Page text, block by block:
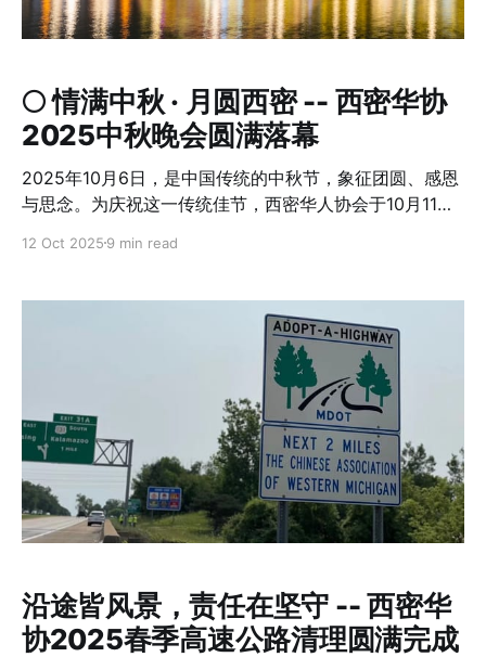
利完成近三百人的接待工作。灯光之下，人影流动，笑声
此起彼伏。孩子们在厅中奔跑，朋友们互致问候新年祝
轻轻拉回到记忆深处的年节时分。 晚餐于6点准时开始。
来自本地华人餐馆 My Kitchen 与 Hibachi
🌕 情满中秋 · 月圆西密 -- 西密华协
2025中秋晚会圆满落幕
2025年10月6日，是中国传统的中秋节，象征团圆、感恩
与思念。为庆祝这一传统佳节，西密华人协会于10月11日
边地区的150多位朋友欢聚一堂，在笑声与音乐中共度温
氛热烈。志愿者们提前到场布置，挂横幅、铺桌布、摆桌
签、布置签到区，从细节中展现了热情与用心。大家陆续
签到、领取抽奖券并拍照留念，现场洋溢着节日的喜庆气
供精心烹制的中式菜肴；色香味俱全的佳肴让宾客们大快
朵颐，仿佛一瞬间回到了家乡的餐桌。温暖的笑声与饭香
交织，让异乡的夜晚格外温馨。 6点半，晚会正式开始。
两位小主持人落落大方地开场致辞，为晚会揭开序幕。西
密华协会长发表热情洋溢的欢迎词，感谢社区成员、志愿
者与赞助单位的共同努力。 老会长汪教授为支持华协工
向大家介绍这一品种的特点。他提到，这个来自加拿大的
佛手瓜品种非常适合西密地区的气候环境，易于种植、产
量高、口感佳。当场七枚种瓜就被社区成员认领，大家
12 Oct 2025 9 min read
沿途皆风景，责任在坚守 -- 西密华
协2025春季高速公路清理圆满完成